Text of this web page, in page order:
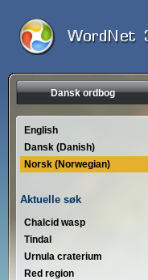
Dansk ordbog
English
Dansk (Danish)
Norsk (Norwegian)
Aktuelle søk
Chalcid wasp
Tindal
Urnula craterium
Red region